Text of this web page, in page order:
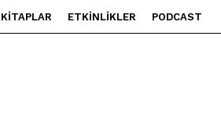
KITAPLAR ETKINLIKLER PODCAST